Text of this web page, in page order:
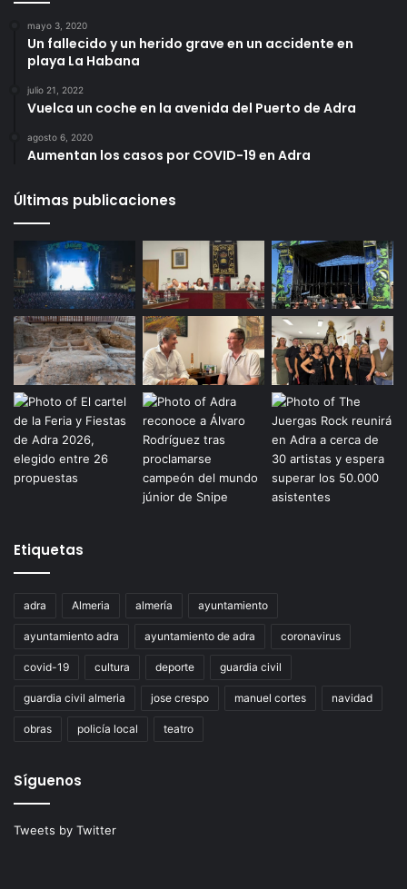
mayo 3, 2020
Un fallecido y un herido grave en un accidente en
playa La Habana
julio 21, 2022
Vuelca un coche en la avenida del Puerto de Adra
agosto 6, 2020
Aumentan los casos por COVID-19 en Adra
Últimas publicaciones
Etiquetas
adra Almeria almería ayuntamiento
ayuntamiento adra ayuntamiento de adra coronavirus
covid-19 cultura deporte guardia civil
guardia civil almeria jose crespo manuel cortes navidad
obras policía local teatro
Síguenos
Tweets by Twitter